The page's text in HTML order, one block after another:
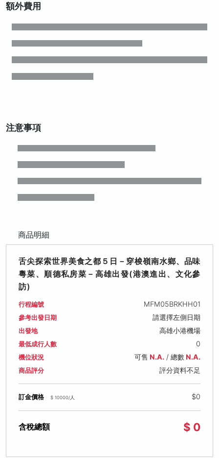
額外費用
注意事項
商品明細
舌尖探索世界美食之都５日－穿梭嶺南水鄉、品味
粵菜、順德私房菜－高雄出發(港澳進出、文化參
訪)
行程編號 MFM05BRKHH01
參考出發日期 請選擇左側日期
出發地 高雄小港機場
最低成行人數 0
機位狀況 可售 N.A./ 總數N.A.
商品評分 評分資料不足
訂金價格 $ 10000/人 $0
含稅總額 $ 0